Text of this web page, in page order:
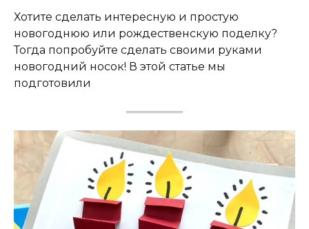
Хотите сделать интересную и простую
новогоднюю или рождественскую поделку?
Тогда попробуйте сделать своими руками
новогодний носок! В этой статье мы
подготовили